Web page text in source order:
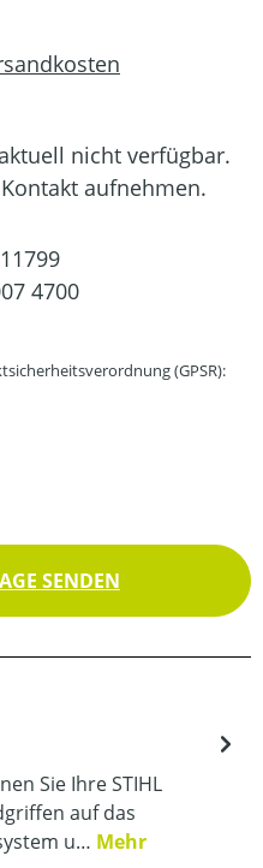
nicht verfügbar.
aufnehmen.
4700
(GPSR):
SENDEN
Sie Ihre STIHL
auf das
u… Mehr